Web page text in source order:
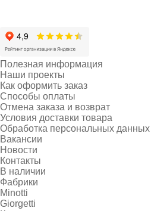
Полезная информация
Наши проекты
Как оформить заказ
Способы оплаты
Отмена заказа и возврат
Условия доставки товара
Обработка персональных данных
Вакансии
Новости
Контакты
В наличии
Фабрики
Minotti
Giorgetti